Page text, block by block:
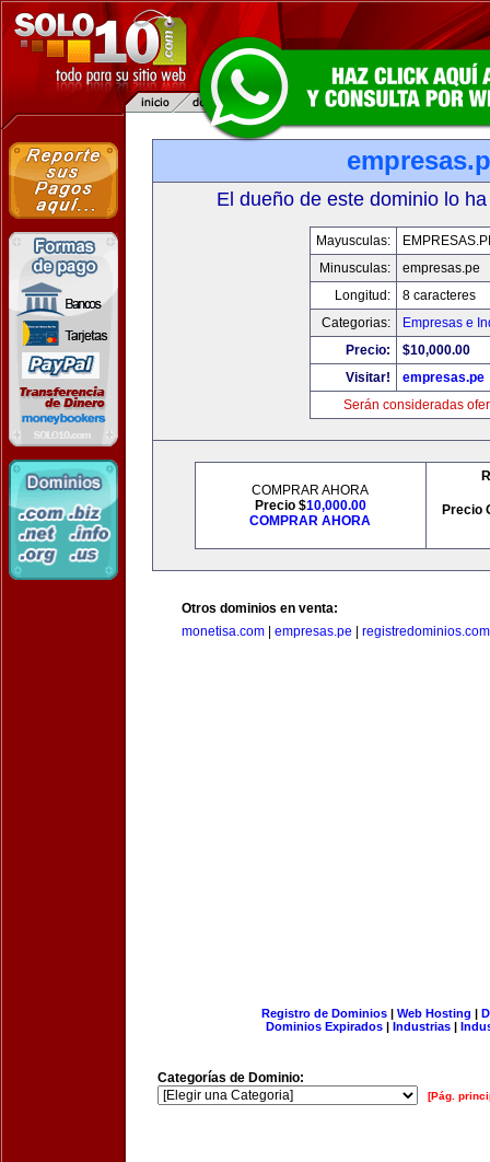
El dueño de este dominio lo
Mayusculas:
Minusculas:
empresas.pe
Longitud:
8 caracteres
Categorias:
Empresas e
Precio:
$10,000.00
Visitar!
empresas.pe
Serán consideradas
COMPRAR AHORA
Precio $10,000.00
COMPRAR AHORA
Precio
Otros dominios en venta:
monetisa.com
empresas.pe registredominios.com
Registro de Dominios| Web Hosting |
Dominios Expirados | Industrias |
Categorías de Dominio:
[Pág.